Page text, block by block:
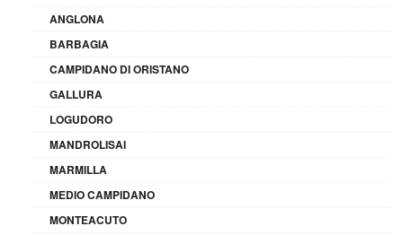
ANGLONA
BARBAGIA
CAMPIDANO DI ORISTANO
GALLURA
LOGUDORO
MANDROLISAI
MARMILLA
MEDIO CAMPIDANO
MONTEACUTO